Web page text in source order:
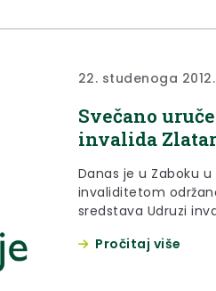
22. studenoga 2012.
Svečano
invalida Zlatar
Danas je u Zaboku
invaliditetom
sredstava Udruzi
Pročitaj više